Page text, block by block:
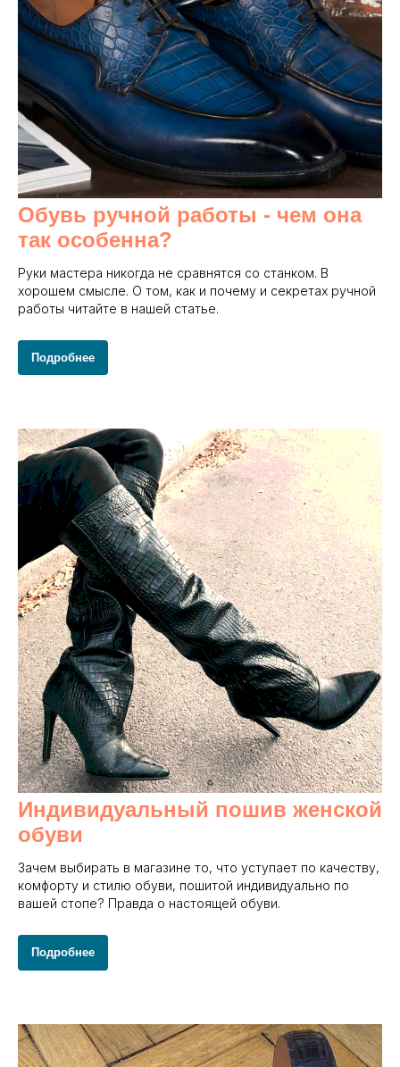
Обувь ручной работы - чем она
так особенна?
Руки мастера никогда не сравнятся со станком. В
хорошем смысле. О том, как и почему и секретах ручной
работы читайте в нашей статье.
Подробнее
Индивидуальный пошив женской
обуви
Зачем выбирать в магазине то, что уступает по качеству,
комфорту и стилю обуви, пошитой индивидуально по
вашей стопе? Правда о настоящей обуви.
Подробнее